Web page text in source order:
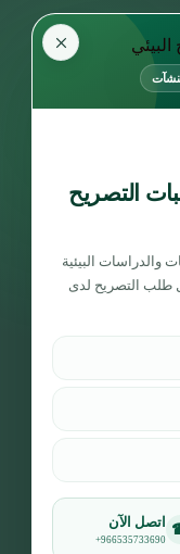
×
التصريح
والدراسات البيئية
طلب التصريح لدى
اتصل الآن
+966535733690